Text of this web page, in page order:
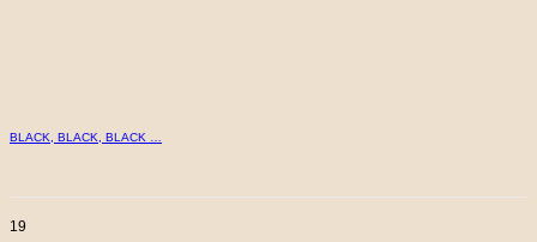
BLACK, BLACK, BLACK …
19